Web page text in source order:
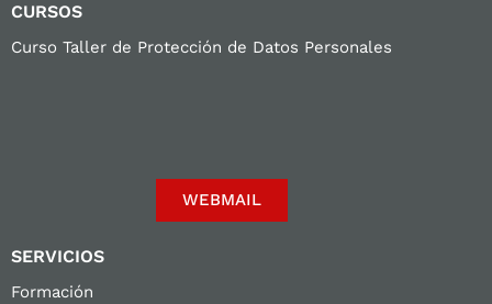
CURSOS
Curso Taller de Protección de Datos Personales
WEBMAIL
SERVICIOS
Formación